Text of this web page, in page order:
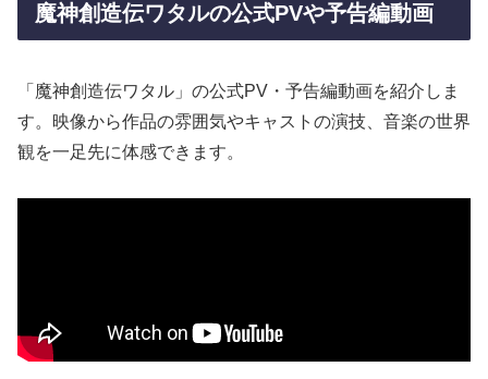
魔神創造伝ワタルの公式PVや予告編動画
「魔神創造伝ワタル」の公式PV・予告編動画を紹介しま
す。映像から作品の雰囲気やキャストの演技、音楽の世界
観を一足先に体感できます。